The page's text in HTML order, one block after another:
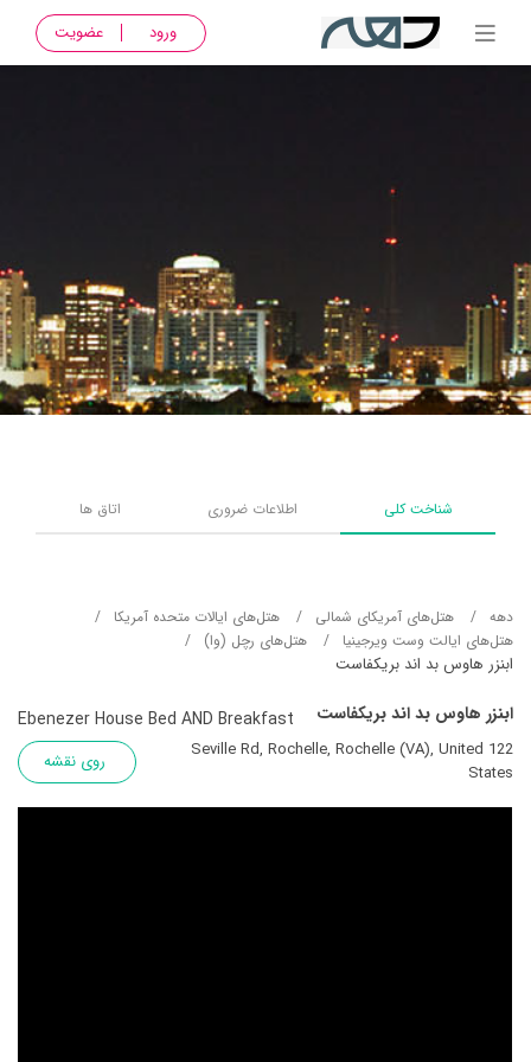
ورود عضویت
شناخت کلی اطلاعات ضروری اتاق ها
دهه هتل‌های آمریکای شمالی
هتل‌های ایالات متحده آمریکا
هتل‌های ایالت وست ویرجینیا
هتل‌های رچل (وا)
ابنزر هاوس بد اند بریکفاست
ابنزر هاوس بد اند بریکفاست Ebenezer House Bed AND Breakfast
122 Seville Rd, Rochelle, Rochelle (VA), United
States
روی نقشه